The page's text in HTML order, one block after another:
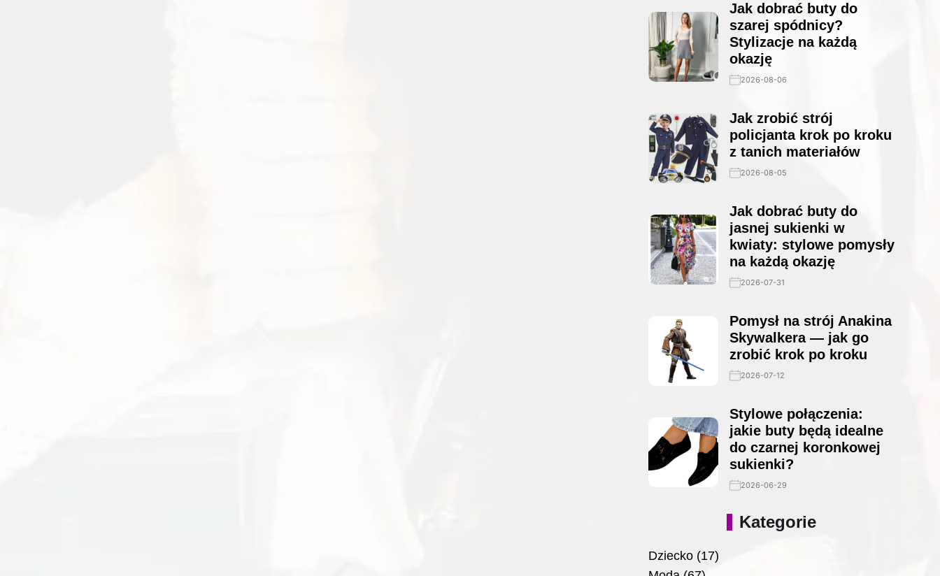
Jak dobrać buty do
szarej spódnicy?
Stylizacje na każdą
okazję
2026-08-06
Jak zrobić strój
policjanta krok po kroku
z tanich materiałów
2026-08-05
Jak dobrać buty do
jasnej sukienki w
kwiaty: stylowe pomysły
na każdą okazję
2026-07-31
Pomysł na strój Anakina
Skywalkera — jak go
zrobić krok po kroku
2026-07-12
Stylowe połączenia:
jakie buty będą idealne
do czarnej koronkowej
sukienki?
2026-06-29
Kategorie
Dziecko(17)